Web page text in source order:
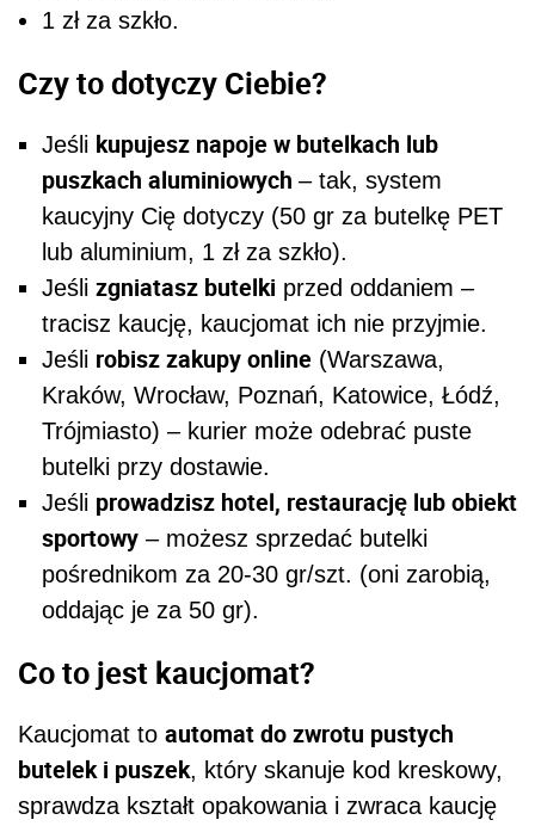
1 zł za szkło.
Czy to dotyczy Ciebie?
Jeśli kupujesz napoje w butelkach lub
puszkach aluminiowych – tak, system
kaucyjny Cię dotyczy (50 gr za butelkę PET
lub aluminium, 1 zł za szkło).
Jeśli zgniatasz butelki przed oddaniem –
tracisz kaucję, kaucjomat ich nie przyjmie.
Jeśli robisz zakupy online (Warszawa,
Kraków, Wrocław, Poznań, Katowice, Łódź,
Trójmiasto) – kurier może odebrać puste
butelki przy dostawie.
Jeśli prowadzisz hotel, restaurację lub obiekt
sportowy – możesz sprzedać butelki
pośrednikom za 20-30 gr/szt. (oni zarobią,
oddając je za 50 gr).
Co to jest kaucjomat?
Kaucjomat to automat do zwrotu pustych
butelek i puszek, który skanuje kod kreskowy,
sprawdza kształt opakowania i zwraca kaucję